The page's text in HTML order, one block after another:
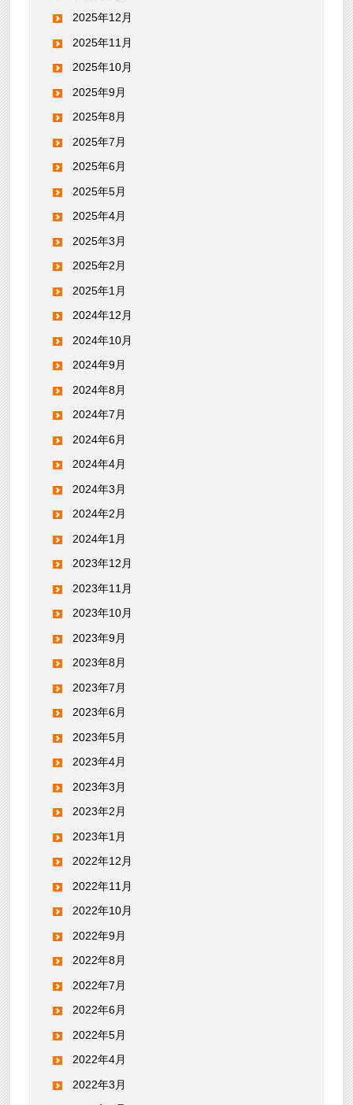
2025年12月
2025年11月
2025年10月
2025年9月
2025年8月
2025年7月
2025年6月
2025年5月
2025年4月
2025年3月
2025年2月
2025年1月
2024年12月
2024年10月
2024年9月
2024年8月
2024年7月
2024年6月
2024年4月
2024年3月
2024年2月
2024年1月
2023年12月
2023年11月
2023年10月
2023年9月
2023年8月
2023年7月
2023年6月
2023年5月
2023年4月
2023年3月
2023年2月
2023年1月
2022年12月
2022年11月
2022年10月
2022年9月
2022年8月
2022年7月
2022年6月
2022年5月
2022年4月
2022年3月